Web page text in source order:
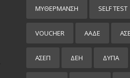
MYΘΈΡΜΑΝΣΗ SELF TEST
VOUCHER ΑΑΔΕ
ΑΣΕΠ ΔΕΗ ΔΥΠΑ